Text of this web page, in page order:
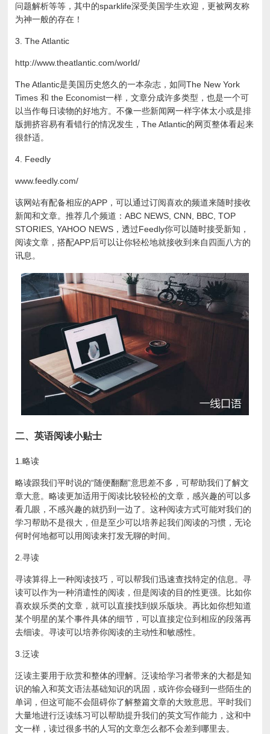
问题解析等等，其中的sparklife深受美国学生欢迎，更被网友称
为神一般的存在！
3. The Atlantic
http://www.theatlantic.com/world/
The Atlantic是美国历史悠久的一本杂志，如同The New York
Times 和 the Economist一样，文章分成许多类型，也是一个可
以当作每日读物的好地方。不像一些新闻网一样字体太小或是排
版拥挤容易有看错行的情况发生，The Atlantic的网页整体看起来
很舒适。
4. Feedly
www.feedly.com/
该网站有配备相应的APP，可以通过订阅喜欢的频道来随时接收
新闻和文章。推荐几个频道：ABC NEWS, CNN, BBC, TOP
STORIES, YAHOO NEWS，透过Feedly你可以随时接受新知，
阅读文章，搭配APP后可以让你轻松地就接收到来自四面八方的
讯息。
二、英语阅读小贴士
1.略读
略读跟我们平时说的“随便翻翻”意思差不多，可帮助我们了解文
章大意。略读更加适用于阅读比较轻松的文章，感兴趣的可以多
看几眼，不感兴趣的就扔到一边了。这种阅读方式可能对我们的
学习帮助不是很大，但是至少可以培养起我们阅读的习惯，无论
何时何地都可以用阅读来打发无聊的时间。
2.寻读
寻读算得上一种阅读技巧，可以帮我们迅速查找特定的信息。寻
读可以作为一种消遣性的阅读，但是阅读的目的性更强。比如你
喜欢娱乐类的文章，就可以直接找到娱乐版块。再比如你想知道
某个明星的某个事件具体的细节，可以直接定位到相应的段落再
去细读。寻读可以培养你阅读的主动性和敏感性。
3.泛读
泛读主要用于欣赏和整体的理解。泛读给学习者带来的大都是知
识的输入和英文语法基础知识的巩固，或许你会碰到一些陌生的
单词，但这可能不会阻碍你了解整篇文章的大致意思。平时我们
大量地进行泛读练习可以帮助提升我们的英文写作能力，这和中
文一样，读过很多书的人写的文章怎么都不会差到哪里去。